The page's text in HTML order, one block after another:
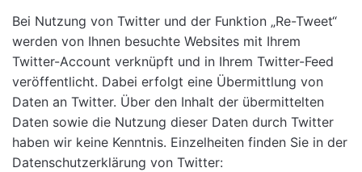
Bei Nutzung von Twitter und der Funktion „Re-Tweet“
werden von Ihnen besuchte Websites mit Ihrem
Twitter-Account verknüpft und in Ihrem Twitter-Feed
veröffentlicht. Dabei erfolgt eine Übermittlung von
Daten an Twitter. Über den Inhalt der übermittelten
Daten sowie die Nutzung dieser Daten durch Twitter
haben wir keine Kenntnis. Einzelheiten finden Sie in der
Datenschutzerklärung von Twitter: